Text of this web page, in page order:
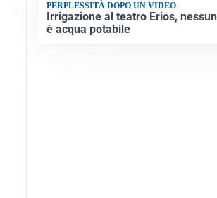
PERPLESSITÀ DOPO UN VIDEO
Irrigazione al teatro Erios,
è acqua potabile